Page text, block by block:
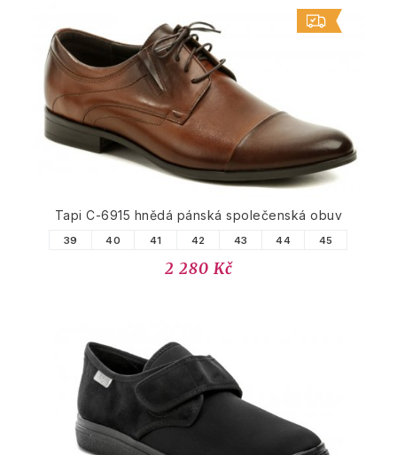
Tapi C-6915 hnědá pánská společenská obuv
39 40 41 42 43 44 45
2 280 Kč